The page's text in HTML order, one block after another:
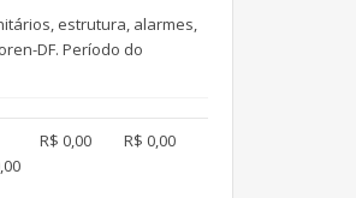
estrutura, alarmes,
DF. Período do
R$ 0,00 R$ 0,00